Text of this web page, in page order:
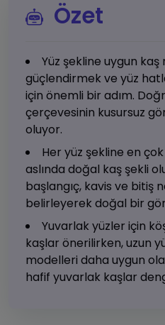
Özet
Yüz şekline uygun
güçlendirmek ve yüz
için önemli bir adım.
çerçevesinin kusursuz
oluyor.
Her yüz şekline en
aslında doğal kaş şekli
başlangıç, kavis ve bitiş
belirleyerek doğal bir
Yuvarlak yüzler için
kaşlar önerilirken, uzun
modelleri daha uygun
hafif yuvarlak kaşlar